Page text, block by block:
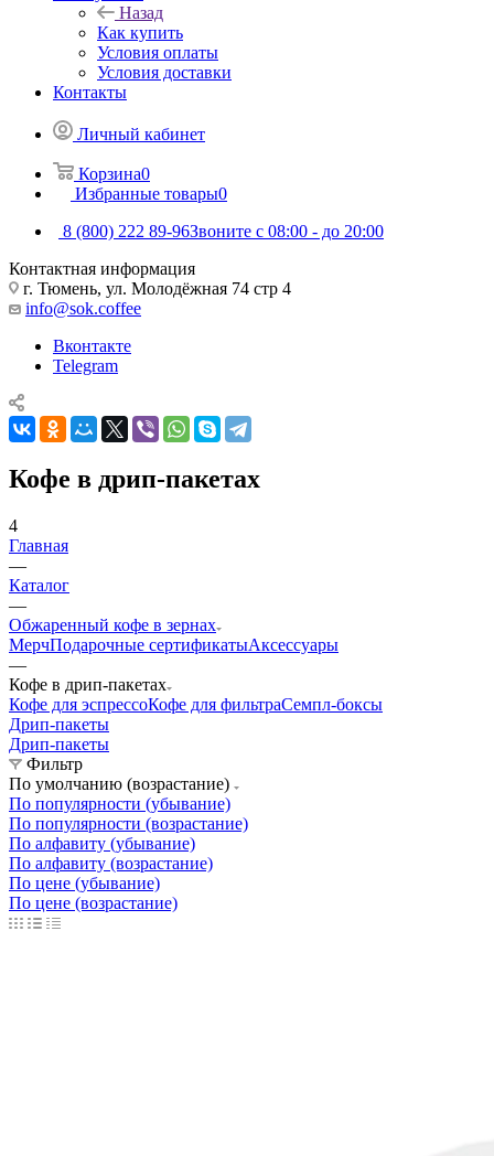
Назад
Как купить
Условия оплаты
Условия доставки
Контакты
Личный кабинет
Корзина0
Избранные товары0
8 (800) 222 89-96Звоните с 08:00 - до 20:00
Контактная информация
г. Тюмень, ул. Молодёжная 74 стр 4
info@sok.coffee
Вконтакте
Telegram
Кофе в дрип-пакетах
4
Главная
—
Каталог
—
Обжаренный кофе в зернах
МерчПодарочные сертификатыАксессуары
—
Кофе в дрип-пакетах
Кофе для эспрессоКофе для фильтраСемпл-боксы
Дрип-пакеты
Дрип-пакеты
Фильтр
По умолчанию (возрастание)
По популярности (убывание)
По популярности (возрастание)
По алфавиту (убывание)
По алфавиту (возрастание)
По цене (убывание)
По цене (возрастание)